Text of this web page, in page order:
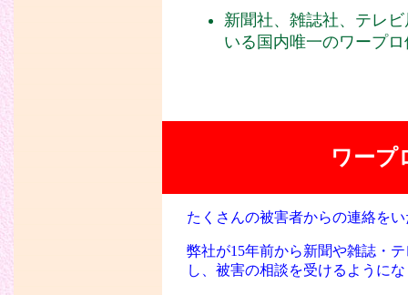
新聞社、雑誌社、テレ
いる国内唯一のワープ
ワープ
たくさんの被害者からの連絡を
弊社が15年前から新聞や雑誌・
し、被害の相談を受けるように